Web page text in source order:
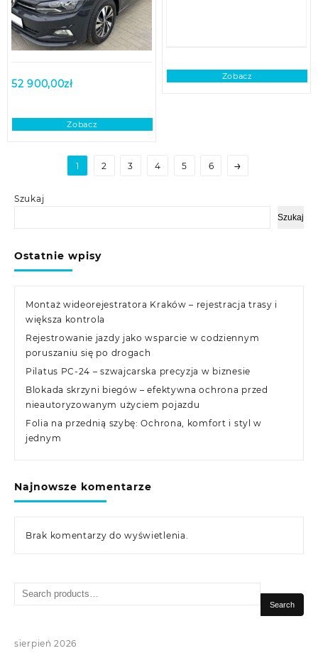
Szukaj
Szukaj
Ostatnie wpisy
Montaż wideorejestratora Kraków – rejestracja trasy i
większa kontrola
Rejestrowanie jazdy jako wsparcie w codziennym
poruszaniu się po drogach
Pilatus PC-24 – szwajcarska precyzja w biznesie
Blokada skrzyni biegów – efektywna ochrona przed
nieautoryzowanym użyciem pojazdu
Folia na przednią szybę: Ochrona, komfort i styl w
jednym
Najnowsze komentarze
Brak komentarzy do wyświetlenia.
52 900,00zł
Zobacz
Zobacz
1 2 3 4 5 6 →
Search
Search
sierpień 2026